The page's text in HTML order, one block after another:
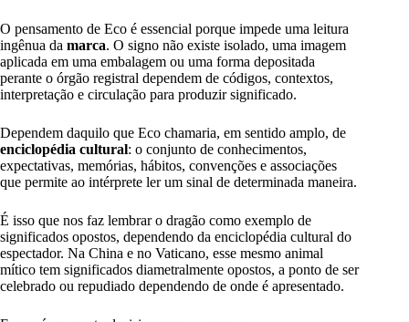
O pensamento de Eco é essencial porque impede uma leitura
ingênua da marca. O signo não existe isolado, uma imagem
aplicada em uma embalagem ou uma forma depositada
perante o órgão registral dependem de códigos, contextos,
interpretação e circulação para produzir significado.
Dependem daquilo que Eco chamaria, em sentido amplo, de
enciclopédia cultural: o conjunto de conhecimentos,
expectativas, memórias, hábitos, convenções e associações
que permite ao intérprete ler um sinal de determinada maneira.
É isso que nos faz lembrar o dragão como exemplo de
significados opostos, dependendo da enciclopédia cultural do
espectador. Na China e no Vaticano, esse mesmo animal
mítico tem significados diametralmente opostos, a ponto de ser
celebrado ou repudiado dependendo de onde é apresentado.